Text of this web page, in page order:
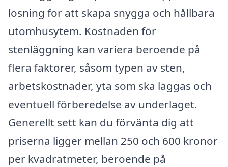
lösning för att skapa snygga och hållbara
utomhusytem. Kostnaden för
stenläggning kan variera beroende på
flera faktorer, såsom typen av sten,
arbetskostnader, yta som ska läggas och
eventuell förberedelse av underlaget.
Generellt sett kan du förvänta dig att
priserna ligger mellan 250 och 600 kronor
per kvadratmeter, beroende på